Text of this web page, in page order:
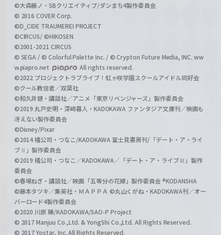
©大森藤ノ・SBクリエイティブ/ダンまち4製作委員会
© 2016 COVER Corp.
©D_CIDE TRAUMEREI PROJECT
©CIRCUS/ ©HIKOSEN
©2001-2021 CIRCUS
© SEGA / © Colorful Palette Inc. / © Crypton Future Media, INC. ww
w.piapro.net
All rights reserved.
©2022 プロジェクトラブライブ！虹ヶ咲学園スクールアイドル同好会
©クール教信者／双葉社
©和久井健・講談社／アニメ「東京リベンジャーズ」製作委員会
©2019 丸戸史明・深崎暮人・KADOKAWA ファンタジア文庫刊／映画も
冴えない製作委員会
©Disney/Pixar
©2014 橘公司・つなこ/KADOKAWA 富士見書房刊/「デート・ア・ライ
ブⅡ」製作委員会
©2019 橘公司・つなこ／KADOKAWA／「デート・ア・ライブⅢ」製作
委員会
©春場ねぎ・講談社／映画「五等分の花嫁」製作委員会 ®KODANSHA
©藤本タツキ／集英社・ＭＡＰＰＡ ©丸山くがね・KADOKAWA刊／オー
バーロード4製作委員会
©2020 川原 礫/KADOKAWA/SAO-P Project
© 2017 Manjuu Co.,Ltd. & YongShi Co.,Ltd. All Rights Reserved.
© 2017 Yostar, Inc. All Rights Reserved.